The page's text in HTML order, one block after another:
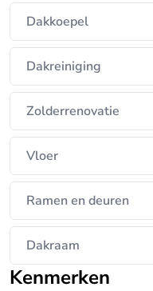
Dakkoepel
Dakreiniging
Zolderrenovatie
Vloer
Ramen en deuren
Dakraam
Kenmerken